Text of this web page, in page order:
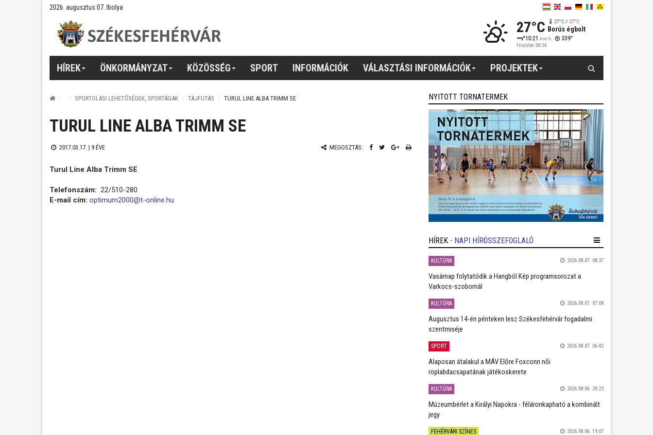
2026. augusztus 07. Ibolya
27°C 27°C/ 27°C
Borús égbolt
10.21 km/h 339°
Frissítve: 08:54
HÍREK ÖNKORMÁNYZAT KÖZÖSSÉG SPORT INFORMÁCIÓK VÁLASZTÁSI INFORMÁCIÓK PROJEKTEK
SPORTOLÁSI LEHETŐSÉGEK, SPORTÁGAK TÁJFUTÁS TURUL LINE ALBA TRIMM SE
TURUL LINE ALBA TRIMM SE
2017.03.17. | 9 ÉVE MEGOSZTÁS:
Turul Line Alba Trimm SE
Telefonszám: 22/510-280
E-mail cím: optimum2000@t-online.hu
NYITOTT TORNATERMEK
HÍREK - NAPI HÍRÖSSZEFOGLALÓ
KULTÚRA 2026.08.07. 08:37
Vasárnap folytatódik a Hangból Kép programsorozat a
Varkocs-szobornál
KULTÚRA 2026.08.07. 07:08
Augusztus 14-én pénteken lesz Székesfehérvár fogadalmi
szentmiséje
SPORT 2026.08.07. 06:42
Alaposan átalakul a MÁV Előre Foxconn női
röplabdacsapatának játékoskerete
KULTÚRA 2026.08.06. 20:23
Múzeumbérlet a Királyi Napokra - féláronkapható a kombinált
jegy
FEHÉRVÁRI SZÍNES 2026.08.06. 19:07